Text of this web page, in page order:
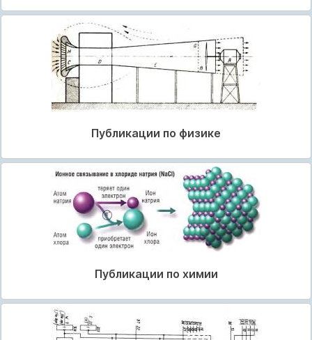
Публикации по физике
Публикации по химии